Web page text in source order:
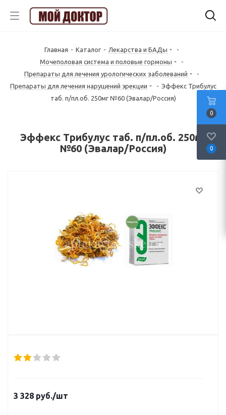
Главная - Каталог - Лекарства и БАДы
-
Mочеполовая система и половые гормоны
-
Препараты для лечения урологических заболеваний
-
Препараты для лечения нарушений эрекции
- Эффекс Трибулус
таб. п/пл.об. 250мг №60 (Эвалар/Россия)
Эффекс Трибулус таб. п/пл.об. 250мг
№60 (Эвалар/Россия)
3 328 руб./шт
0
0